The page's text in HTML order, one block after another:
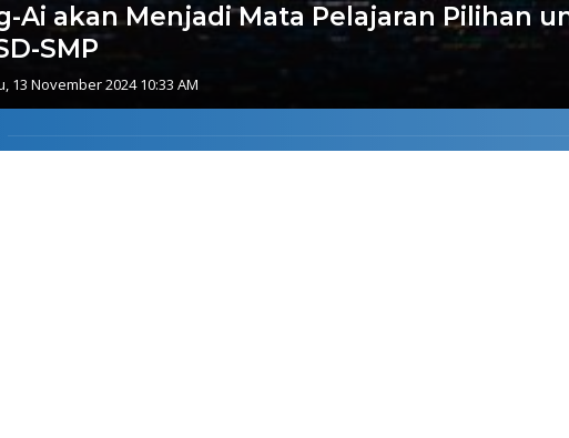
Ai akan Menjadi Mata Pelajaran Pilihan
SMP
13 November 2024 10:33 AM